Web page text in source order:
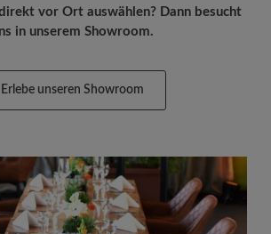
vor Ort auswählen? Dann besucht
in unserem Showroom.
Erlebe unseren Showroom